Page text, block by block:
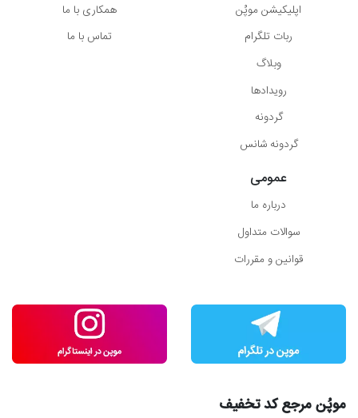
اپلیکیشن موپُن
ربات تلگرام
وبلاگ
رویدادها
گردونه
گردونه شانس
همکاری با ما
تماس با ما
عمومی
درباره ما
سوالات متداول
قوانین و مقررات
موپُن مرجع کد تخفیف